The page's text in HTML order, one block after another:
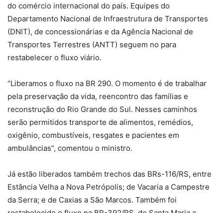
do comércio internacional do país. Equipes do
Departamento Nacional de Infraestrutura de Transportes
(DNIT), de concessionárias e da Agência Nacional de
Transportes Terrestres (ANTT) seguem no para
restabelecer o fluxo viário.
“Liberamos o fluxo na BR 290. O momento é de trabalhar
pela preservação da vida, reencontro das famílias e
reconstrução do Rio Grande do Sul. Nesses caminhos
serão permitidos transporte de alimentos, remédios,
oxigênio, combustíveis, resgates e pacientes em
ambulâncias”, comentou o ministro.
Já estão liberados também trechos das BRs-116/RS, entre
Estância Velha a Nova Petrópolis; de Vacaria a Campestre
da Serra; e de Caxias a São Marcos. Também foi